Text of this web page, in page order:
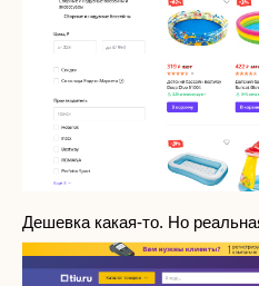
Дешевка какая-то. Но